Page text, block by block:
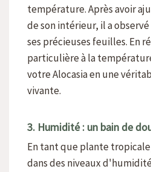
température. Après avoir
de son intérieur, il a
ses précieuses feuilles. En
particulière à la
votre Alocasia en une
vivante.
3. Humidité : un bain de
En tant que plante
dans des niveaux